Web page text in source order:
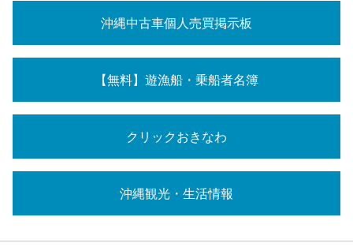
沖縄中古車個人売買掲示板
【無料】遊漁船・乗船者名簿
クリックおきなわ
沖縄観光・生活情報